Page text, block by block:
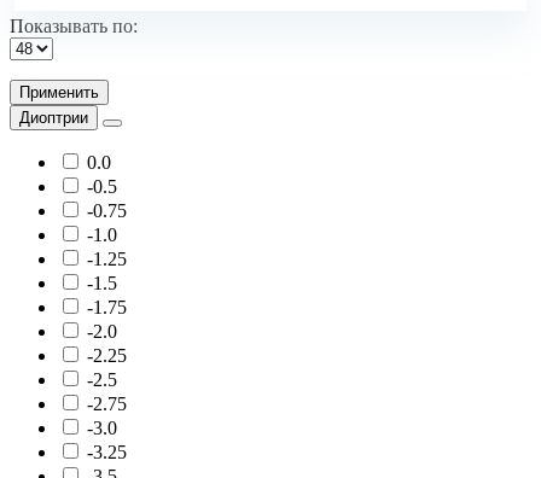
Показывать по:
Применить
Диоптрии
0.0
-0.5
-0.75
-1.0
-1.25
-1.5
-1.75
-2.0
-2.25
-2.5
-2.75
-3.0
-3.25